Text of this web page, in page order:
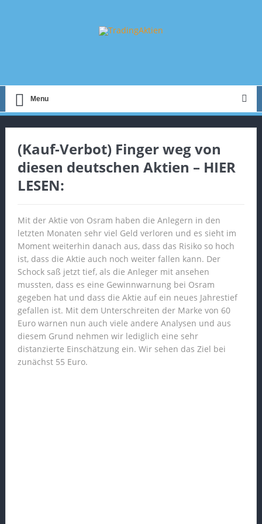
Menu
(Kauf-Verbot) Finger weg von
diesen deutschen Aktien – HIER
LESEN:
Mit der Aktie von Osram haben die Anlegern in den
letzten Monaten sehr viel Geld verloren und es sieht im
Moment weiterhin danach aus, dass das Risiko so hoch
ist, dass die Aktie auch noch weiter fallen kann. Der
Schock saß jetzt tief, als die Anleger mit ansehen
mussten, dass es eine Gewinnwarnung bei Osram
gegeben hat und dass die Aktie auf ein neues Jahrestief
gefallen ist. Mit dem Unterschreiten der Marke von 60
Euro warnen nun auch viele andere Analysen und aus
diesem Grund nehmen wir lediglich eine sehr
distanzierte Einschätzung ein. Wir sehen das Ziel bei
zunächst 55 Euro.